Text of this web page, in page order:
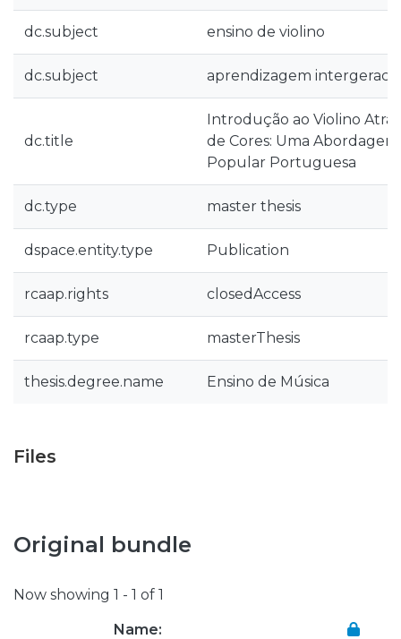
dc.subject ensino de violino
dc.subject aprendizagem
dc.title
Introdução ao Violino
de Cores: Uma
Popular Portuguesa
dc.type master thesis
dspace.entity.type Publication
rcaap.rights closedAccess
rcaap.type masterThesis
thesis.degree.name Ensino de Música
Files
Original bundle
Now showing 1 - 1 of 1
Name: